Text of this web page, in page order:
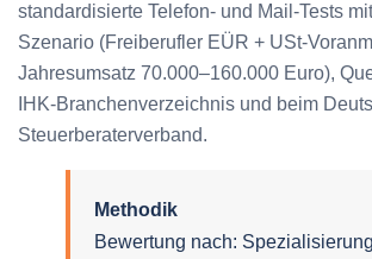
standardisierte Telefon- und Mail-Tests
Szenario (Freiberufler EÜR + USt-
Jahresumsatz 70.000–160.000 Euro),
IHK-Branchenverzeichnis und beim
Steuerberaterverband.
Methodik
Bewertung nach: